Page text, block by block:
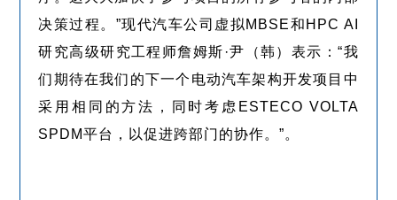
决策过程。”现代汽车公司虚拟MBSE和HPC AI
研究高级研究工程师詹姆斯·尹（韩）表示：“我
们期待在我们的下一个电动汽车架构开发项目中
采用相同的方法，同时考虑ESTECO VOLTA
SPDM平台，以促进跨部门的协作。”。